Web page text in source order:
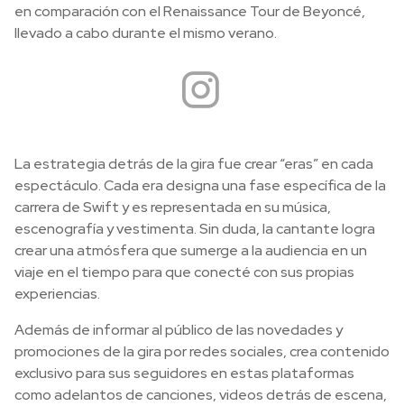
en comparación con el Renaissance Tour de Beyoncé,
llevado a cabo durante el mismo verano.
La estrategia detrás de la gira fue crear “eras” en cada
espectáculo. Cada era designa una fase específica de la
carrera de Swift y es representada en su música,
escenografía y vestimenta. Sin duda, la cantante logra
crear una atmósfera que sumerge a la audiencia en un
viaje en el tiempo para que conecté con sus propias
experiencias.
Además de informar al público de las novedades y
promociones de la gira por redes sociales, crea contenido
exclusivo para sus seguidores en estas plataformas
como adelantos de canciones, videos detrás de escena,